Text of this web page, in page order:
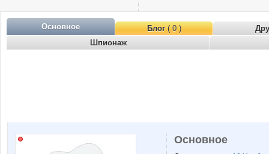
Основное Блог( 0 )
Шпионаж
Основное